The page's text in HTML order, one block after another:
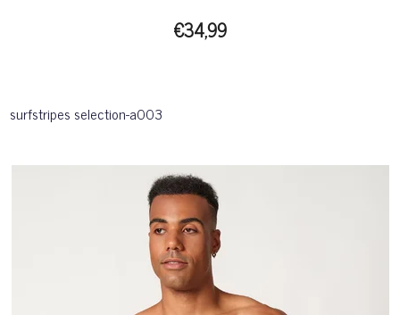
€34,99
surfstripes selection-a003